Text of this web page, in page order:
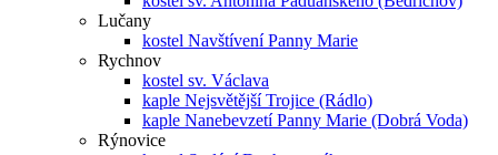
Lučany
kostel Navštívení Panny Marie
Rychnov
kostel sv. Václava
kaple Nejsvětější Trojice (Rádlo)
kaple Nanebevzetí Panny Marie (Dobrá Voda)
Rýnovice